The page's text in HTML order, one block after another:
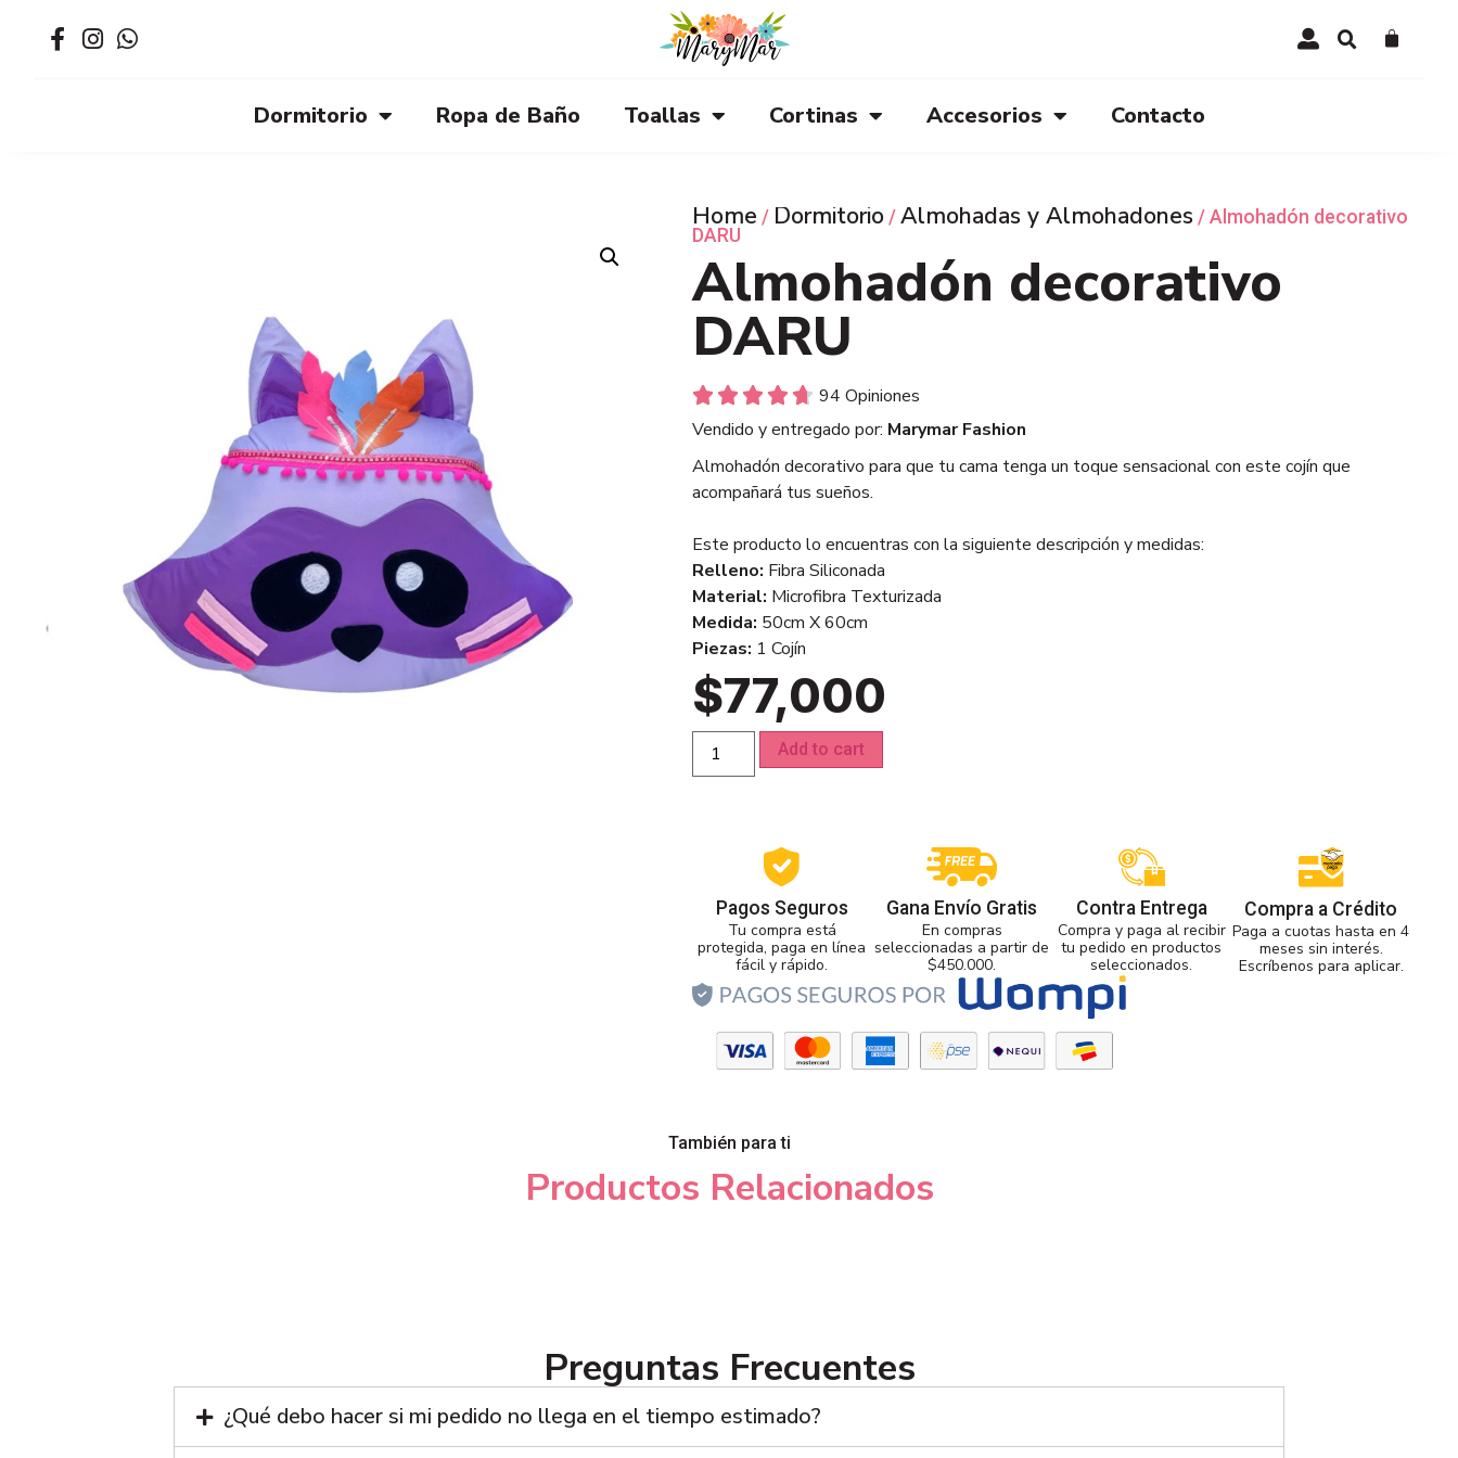
Dormitorio Ropa de Baño Toallas Cortinas Accesorios Contacto
Home / Dormitorio / Almohadas y Almohadones / Almohadón decorativo
DARU
Almohadón decorativo
DARU
     94 Opiniones
Vendido y entregado por: Marymar Fashion
Almohadón decorativo para que tu cama tenga un toque sensacional con este cojín que
acompañará tus sueños.
Este producto lo encuentras con la siguiente descripción y medidas:
Relleno: Fibra Siliconada
Material: Microfibra Texturizada
Medida: 50cm X 60cm
Piezas: 1 Cojín
$77,000
Add to cart
Pagos Seguros
Tu compra está
protegida, paga en línea
fácil y rápido.
Gana Envío Gratis
En compras
seleccionadas a partir de
$450.000.
Contra Entrega
Compra y paga al recibir
tu pedido en productos
seleccionados.
Compra a Crédito
Paga a cuotas hasta en 4
meses sin interés.
Escríbenos para aplicar.
También para ti
Productos Relacionados
Preguntas Frecuentes
¿Qué debo hacer si mi pedido no llega en el tiempo estimado?